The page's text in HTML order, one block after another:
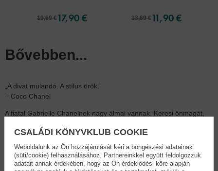
19,69 € 17,90 € 13,69 € 11,90 €
Bővebben...
„A divat mulandó. A stílus örök.”
– Coco Chanel
A fiatal Gabrielle Chanelnek nagy álmai vannak. Keresi önmagát,
Coco néven ismert lesz, az áttörés azonban egyelőre várat
magára. Aztán megismeri Boy Capelt, és vele együtt a szerelmet is.
A férfi segítségével megnyitja első divatházát, és végre visszatalál
ahhoz, amiben a legtehetségesebb: saját, különleges stílusának a
CSALÁDI KÖNYVKLUB COOKIE
Weboldalunk az Ön hozzájárulását kéri a böngészési adatainak
(süti/cookie) felhasználásához. Partnereinkkel együtt feldolgozzuk
adatait annak érdekében, hogy az Ön érdeklődési köre alapján